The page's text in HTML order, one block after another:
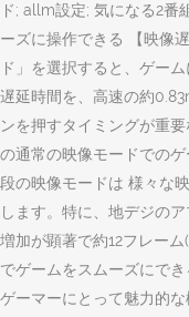
ド; allm設定; 気になる2番
ーズに操作できる 【映像
ド」を選択すると、ゲー
遅延時間を、高速の約
ンを押すタイミングが重
の通常の映像モードでの
段の映像モードは 様々な
します。特に、地デジの
増加が顕著で約12フレー
でゲームをスムーズにで
ゲーマーにとって魅力的